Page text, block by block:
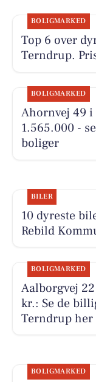
BOLIGMARKED
Top 6 over
Terndrup.
BOLIGMARKED
Ahornvej 49
1.565.000 -
boliger
BILER
10 dyreste
Rebild
BOLIGMARKED
Aalborgvej
kr.: Se de
Terndrup her
BOLIGMARKED